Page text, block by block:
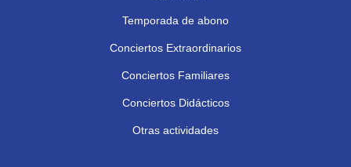
Temporada de abono
Conciertos Extraordinarios
Conciertos Familiares
Conciertos Didácticos
Otras actividades